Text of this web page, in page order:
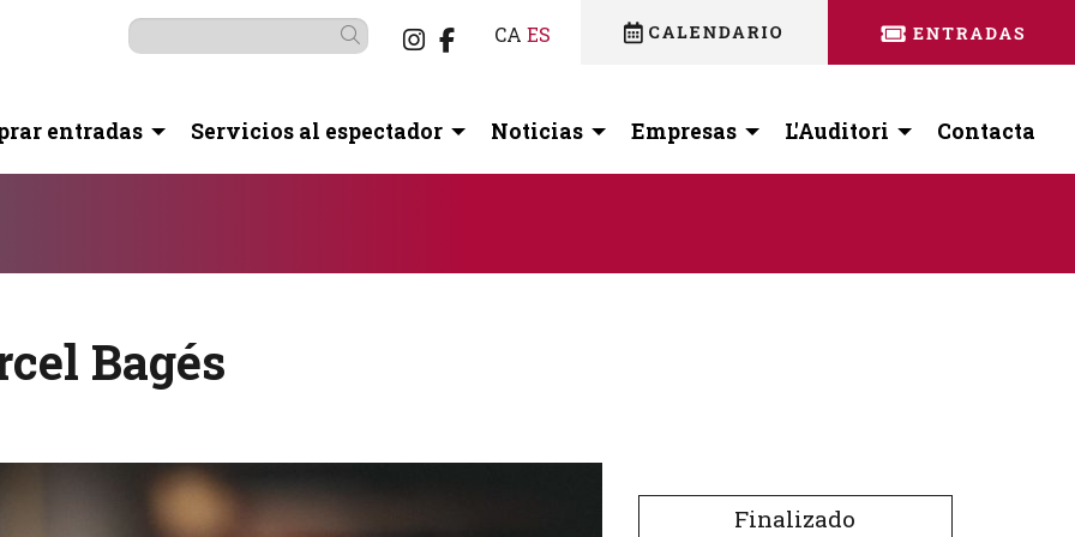
CA ES
Link a instagram
Link a facebook
Buscar
entradas Servicios al espectador Noticias Empresas L'Auditori Contacta
Bagés
Finalizado